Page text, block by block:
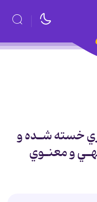
خسته شـده و
و معنـوي